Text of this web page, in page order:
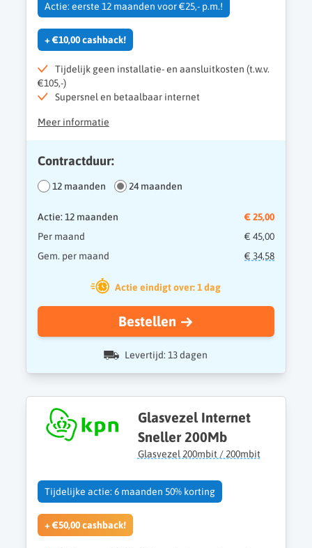
Actie: eerste 12 maanden voor €25,- p.m.!
+ €10,00 cashback!
Tijdelijk geen installatie- en aansluitkosten (t.w.v.
€105,-)
Supersnel en betaalbaar internet
Meer informatie
Contractduur:
12 maanden 24 maanden
Actie: 12 maanden
€ 25,00
Per maand
€ 45,00
Gem. per maand
€ 34,58
Actie eindigt over: 1 dag
Bestellen
Levertijd: 13 dagen
Glasvezel Internet
Sneller 200Mb
Glasvezel 200mbit / 200mbit
Tijdelijke actie: 6 maanden 50% korting
+ €50,00 cashback!